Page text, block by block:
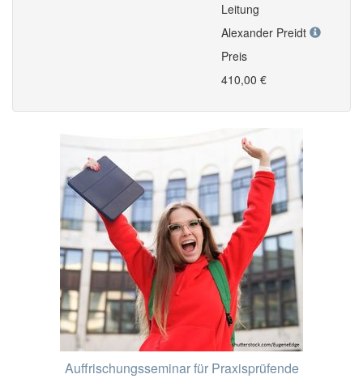
Leitung
Alexander Preidt
Preis
410,00 €
Auffrischungsseminar für Praxisprüfende